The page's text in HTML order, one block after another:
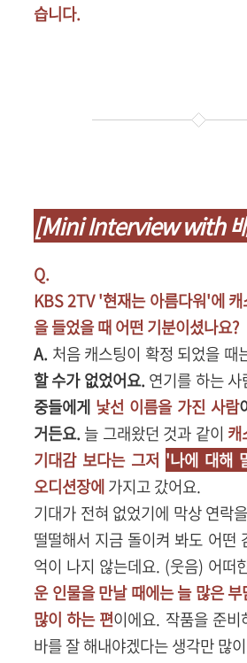
습니다.
[Mini Interview with
Q.
KBS 2TV '현재는 아름다워'에 캐
을 들었을 때 어떤 기분이셨나요?
A. 처음 캐스팅이 확정 되었을 때
할 수가 없었어요. 연기를 하는 사
중들에게 낯선 이름을 가진 사람
거든요. 늘 그래왔던 것과 같이 캐
기대감 보다는 그저 '나에 대해
오디션장에가지고 갔어요.
기대가 전혀 없었기에 막상 연락
떨떨해서 지금 돌이켜 봐도 어떤
억이 나지 않는데요. (웃음) 어떠
운 인물을 만날 때에는 늘 많은
많이 하는 편이에요. 작품을 준
바를 잘 해내야겠다는 생각만 많